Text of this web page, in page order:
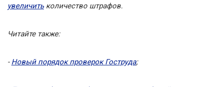
увеличитьколичество штрафов.
Читайте также:
- Новый порядок проверок Гоструда;